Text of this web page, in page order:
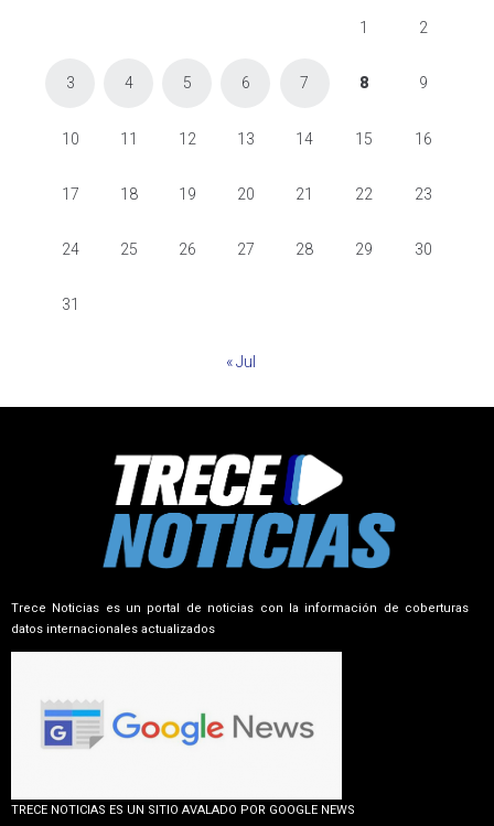
1 2
3 4 5 6 7 8 9
10 11 12 13 14 15 16
17 18 19 20 21 22 23
24 25 26 27 28 29 30
31
« Jul
Trece Noticias es un portal de noticias con la información de coberturas
datos internacionales actualizados
TRECE NOTICIAS ES UN SITIO AVALADO POR GOOGLE NEWS